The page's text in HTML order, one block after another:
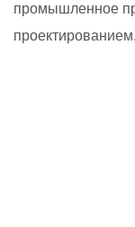
промышленное